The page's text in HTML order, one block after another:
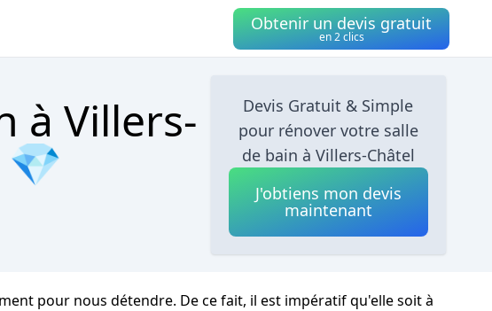
Obtenir un devis gratuit
en 2 clics
à Villers-
💎
Devis Gratuit & Simple
pour rénover votre salle
de bain à Villers-Châtel
J'obtiens mon devis
maintenant
pour nous détendre. De ce fait, il est impératif qu'elle soit à